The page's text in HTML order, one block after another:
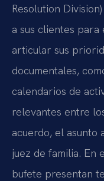
Resolution
a sus clientes para
articular sus
documentales,
calendarios de
relevantes entre
acuerdo, el asunto
juez de familia. En
bufete presentan